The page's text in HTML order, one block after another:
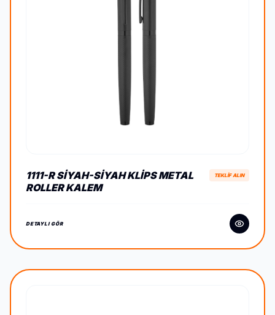
1111-R SIYAH-SIYAH KLIPS METAL
ROLLER KALEM
TEKLİF ALIN
DETAYLI GÖR